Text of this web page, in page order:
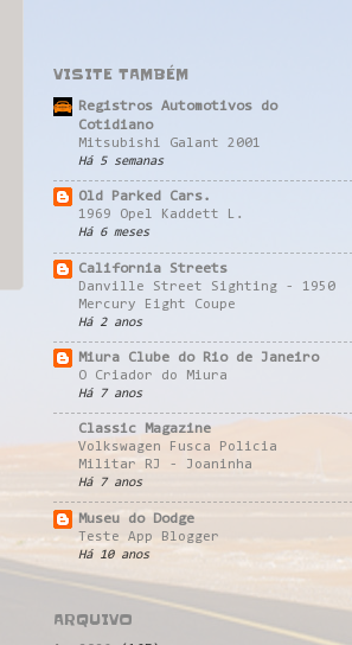
VISITE TAMBÉM
Registros Automotivos do
Cotidiano
Mitsubishi Galant 2001
Há 5 semanas
Old Parked Cars.
1969 Opel Kaddett L.
Há 6 meses
California Streets
Danville Street Sighting - 1950
Mercury Eight Coupe
Há 2 anos
Miura Clube do Rio de Janeiro
O Criador do Miura
Há 7 anos
Classic Magazine
Volkswagen Fusca Policia
Militar RJ - Joaninha
Há 7 anos
Museu do Dodge
Teste App Blogger
Há 10 anos
ARQUIVO